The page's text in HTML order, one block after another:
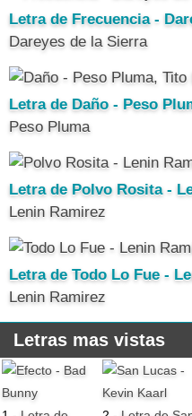
Letra de Frecuencia -
Dareyes de la Sierra
Letra de Daño - Peso
Peso Pluma
Letra de Polvo Rosita -
Lenin Ramirez
Letra de Todo Lo Fue -
Lenin Ramirez
Letras mas vistas